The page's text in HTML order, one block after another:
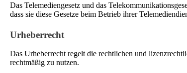
Das Telemediengesetz und das
dass sie diese Gesetze beim Betrieb ihrer
Urheberrecht
Das Urheberrecht regelt die rechtlichen und
rechtmäßig zu nutzen.